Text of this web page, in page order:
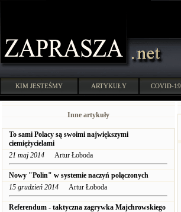
KIM JESTEŚMY ARTYKUŁY COVID-19
Inne artykuły
To sami Polacy są swoimi największymi
ciemiężycielami
21 maj 2014 Artur Łoboda
Nowy "Polin" w systemie naczyń połączonych
15 grudzień 2014 Artur Łoboda
Referendum - taktyczna zagrywka Majchrowskiego